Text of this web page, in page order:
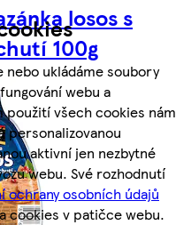
nebo ukládáme soubory
webu a
použití všech cookies nám
personalizovanou
aktivní jen nezbytné
webu. Své rozhodnutí
ochrany osobních údajů
cookies v patičce webu.
losos s
100g